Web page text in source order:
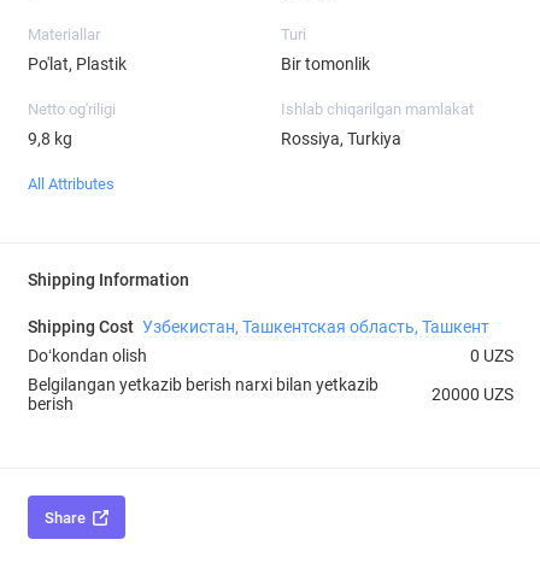
Materiallar
Po'lat, Plastik
Turi
Bir tomonlik
Netto og'riligi
9,8 kg
Ishlab chiqarilgan mamlakat
Rossiya, Turkiya
All Attributes
Shipping Information
Shipping Cost Узбекистан, Ташкентская область, Ташкент
Doʻkondan olish
0 UZS
Belgilangan yetkazib berish narxi bilan yetkazib
berish
20000 UZS
Share